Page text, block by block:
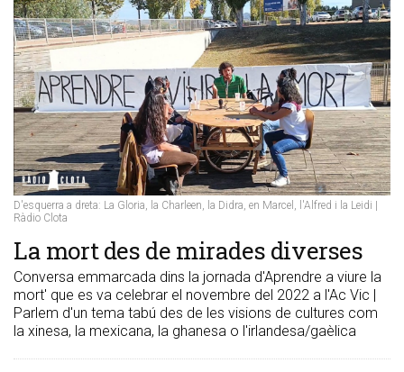
D'esquerra a dreta: La Gloria, la Charleen, la Didra, en Marcel, l'Alfred i la Leidi |
Ràdio Clota
La mort des de mirades diverses
Conversa emmarcada dins la jornada d'Aprendre a viure la
mort' que es va celebrar el novembre del 2022 a l'Ac Vic |
Parlem d'un tema tabú des de les visions de cultures com
la xinesa, la mexicana, la ghanesa o l'irlandesa/gaèlica